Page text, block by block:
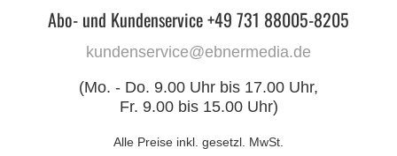
Abo- und Kundenservice +49 731 88005-8205
kundenservice@ebnermedia.de
(Mo. - Do. 9.00 Uhr bis 17.00 Uhr,
Fr. 9.00 bis 15.00 Uhr)
Alle Preise inkl. gesetzl. MwSt.